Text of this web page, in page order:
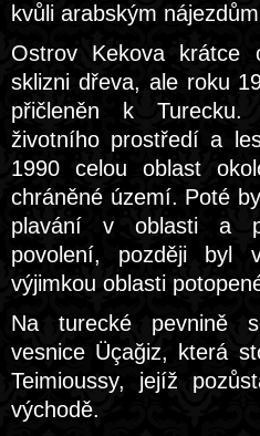
kvůli arabským
Ostrov Kekova krátce
sklizni dřeva, ale roku
přičleněn k Turecku.
životního prostředí a
1990 celou oblast
chráněné území. Poté
plavání v oblasti a
povolení, později byl
výjimkou oblasti
Na turecké pevnině
vesnice Üçağiz, která
Teimioussy, jejíž
východě.